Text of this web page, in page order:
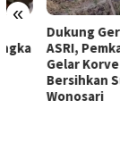
«
Dukung Gerakan
ASRI, Pemkab
Gelar Korve
Bersihkan Sungai
Wonosari